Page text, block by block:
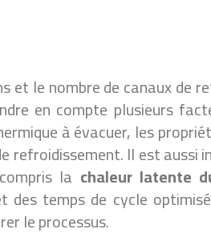
et le nombre de canaux de
en compte plusieurs
à évacuer, les
refroidissement. Il est aussi
la chaleur latente
temps de cycle
le processus.